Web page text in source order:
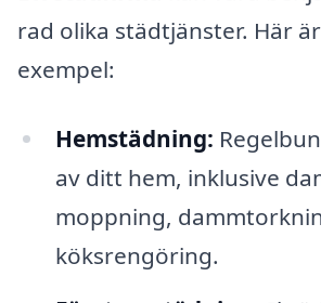
rad olika städtjänster. Här
exempel:
Hemstädning:
av ditt hem, inklusive
moppning,
köksrengöring.